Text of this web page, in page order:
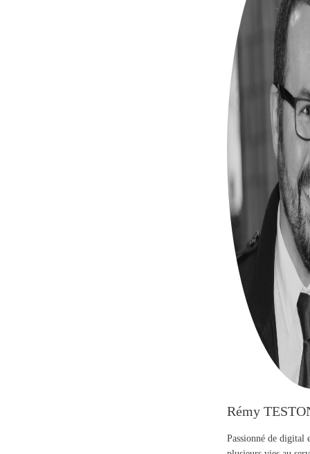
Rémy
Passionné de digital